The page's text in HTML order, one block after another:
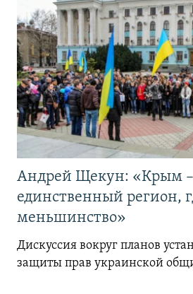
Андрей Щекун: «Крым –
единственный регион,
меньшинство»
Дискуссия вокруг планов
защиты прав украинской